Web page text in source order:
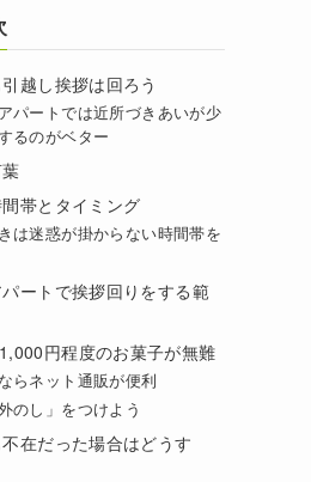
越し挨拶は回ろう
パートでは近所づきあいが少
るのがベター
帯とタイミング
は迷惑が掛からない時間帯を
ートで挨拶回りをする範
円程度のお菓子が無難
らネット通販が便利
のし」をつけよう
在だった場合はどうす